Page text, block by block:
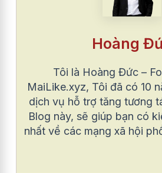
Hoàng
Tôi là Hoàng Đức –
MaiLike.xyz, Tôi đã có 10
dịch vụ hỗ trợ tăng tương
Blog này, sẽ giúp bạn có
nhất về các mạng xã hội